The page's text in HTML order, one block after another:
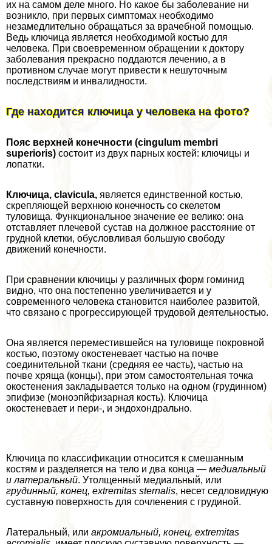
их на самом деле много. Но какое бы заболевание ни
возникло, при первых симптомах необходимо
незамедлительно обращаться за врачебной помощью.
Ведь ключица является необходимой костью для
человека. При своевременном обращении к доктору
заболевания прекрасно поддаются лечению, а в
противном случае могут привести к нешуточным
последствиям и инвалидности.
Где находится ключица у человека на фото?
Пояс верхней конечности (cingulum membri
superioris) состоит из двух парных костей: ключицы и
лопатки.
Ключица, clavicula, является единственной костью,
скрепляющей верхнюю конечность со скелетом
туловища. Функциональное значение ее велико: она
отставляет плечевой сустав на должное расстояние от
грудной клетки, обусловливая большую свободу
движений конечности.
При сравнении ключицы у различных форм гоминид
видно, что она постепенно увеличивается и у
современного человека становится наиболее развитой,
что связано с прогрессирующей трудовой деятельностью.
Она является переместившейся на туловище покровной
костью, поэтому окостеневает частью на почве
соединительной ткани (средняя ее часть), частью на
почве хряща (концы), при этом самостоятельная точка
окостенения закладывается только на одном (гpyдинном)
эпифизе (моноэпйфизарная кость). Ключица
окостеневает и пери-, и эндохондрально.
Ключица по классификации относится к смешанным
костям и разделяется на тело и два конца — медиальный
и латеральный. Утолщенный медиальный, или
гpyдинный, конец, extremitas sternalis, несет седловидную
суставную поверхность для сочлeнения с гpyдиной.
Латеральный, или акромиальный, конец, extremitas